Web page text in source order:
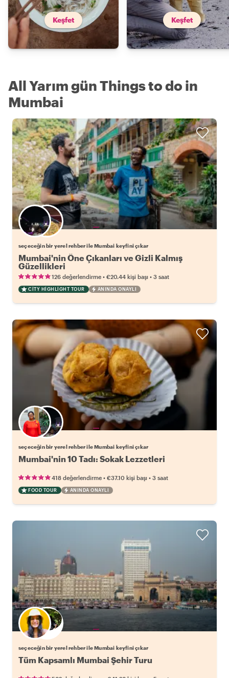
Keşfet Keşfet
All Yarım gün Things to do in
Mumbai
Favori yerel rehberini seç
seçeceğin bir yerel rehber ile Mumbai keyfini çıkar
Mumbai'nin Öne Çıkanları ve Gizli Kalmış
Güzellikleri
126 değerlendirme • €20.44 kişi başı • 3 saat
CITY HIGHLIGHT TOUR ANINDA ONAYLI
Favori yerel rehberini seç
seçeceğin bir yerel rehber ile Mumbai keyfini çıkar
Mumbai'nin 10 Tadı: Sokak Lezzetleri
418 değerlendirme • €37.10 kişi başı • 3 saat
FOOD TOUR ANINDA ONAYLI
Favori yerel rehberini seç
seçeceğin bir yerel rehber ile Mumbai keyfini çıkar
Tüm Kapsamlı Mumbai Şehir Turu